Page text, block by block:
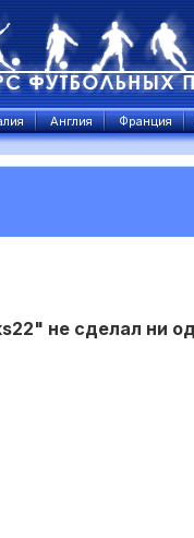
Англия Франция
не сделал ни